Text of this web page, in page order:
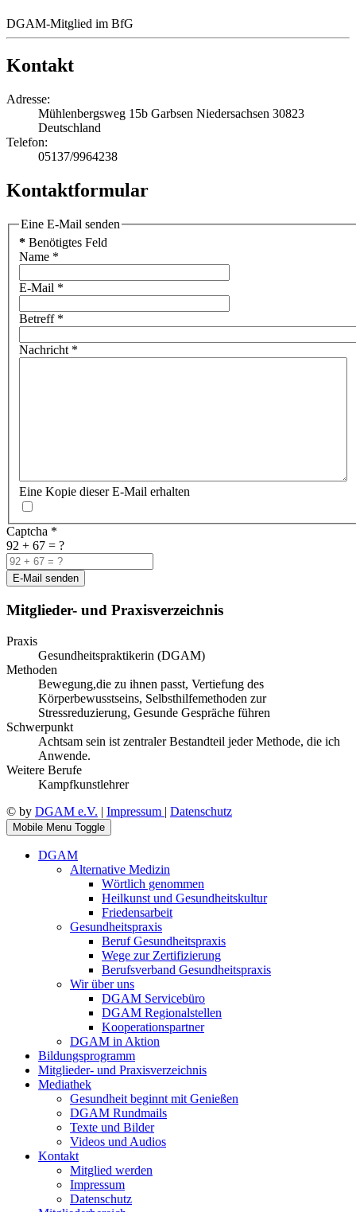
DGAM-Mitglied im BfG
Kontakt
Adresse:
Mühlenbergsweg 15b Garbsen Niedersachsen 30823
Deutschland
Telefon:
05137/9964238
Kontaktformular
Eine E-Mail senden
* Benötigtes Feld
Name *
E-Mail *
Betreff*
Nachricht *
Eine Kopie dieser E-Mail erhalten
Captcha *
92 + 67 = ?
E-Mail senden
Mitglieder- und Praxisverzeichnis
Praxis
Gesundheitspraktikerin (DGAM)
Methoden
Bewegung,die zu ihnen passt, Vertiefung des
Körperbewusstseins, Selbsthilfemethoden zur
Stressreduzierung, Gesunde Gespräche führen
Schwerpunkt
Achtsam sein ist zentraler Bestandteil jeder Methode, die ich
Anwende.
Weitere Berufe
Kampfkunstlehrer
© by DGAM e.V. | Impressum | Datenschutz
Mobile Menu Toggle
DGAM
Alternative Medizin
Wörtlich genommen
Heilkunst und Gesundheitskultur
Friedensarbeit
Gesundheitspraxis
Beruf Gesundheitspraxis
Wege zur Zertifizierung
Berufsverband Gesundheitspraxis
Wir über uns
DGAM Servicebüro
DGAM Regionalstellen
Kooperationspartner
DGAM in Aktion
Bildungsprogramm
Mitglieder- und Praxisverzeichnis
Mediathek
Gesundheit beginnt mit Genießen
DGAM Rundmails
Texte und Bilder
Videos und Audios
Kontakt
Mitglied werden
Impressum
Datenschutz